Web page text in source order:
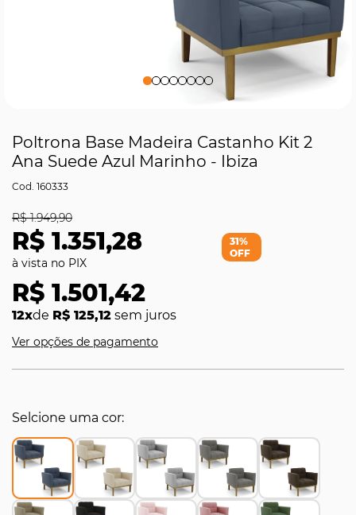
Poltrona Base Madeira Castanho Kit 2
Ana Suede Azul Marinho - Ibiza
160333
R$ 1.351,28
R$ 1.949,90
R$ 1.501,42
12xde R$ 125,12 sem juros
31%
OFF
Ver opções de pagamento
Selcione uma cor